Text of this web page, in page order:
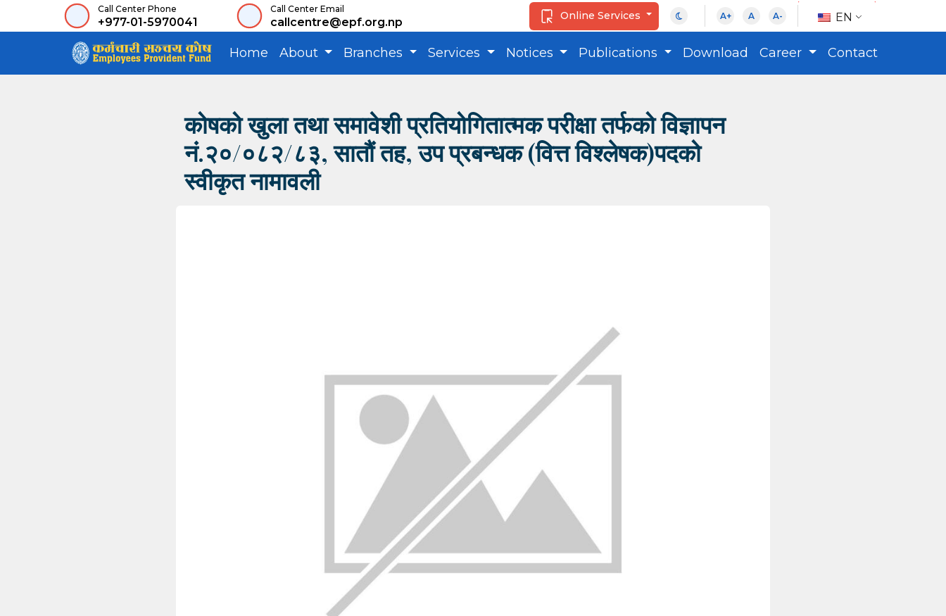
Call Center Phone
+977-01-5970041
Call Center Email
callcentre@epf.org.np
Online Services A+ A A- EN
Home About Branches Services Notices Publications Download Career Contact
कोषको खुला तथा समावेशी प्रतियोगितात्मक परीक्षा तर्फको विज्ञापन
नं.२०/०८२/८३, सातौं तह, उप प्रबन्धक (वित्त विश्लेषक)पदको
स्वीकृत नामावली